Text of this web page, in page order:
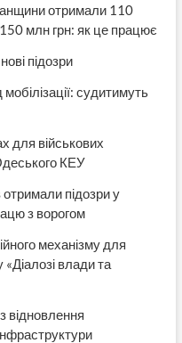
отримали 110
млн грн: як це працює
підозри
судитимуть
для військових
КЕУ
підозри у
з ворогом
механізму для
«Діалозі влади та
відновлення